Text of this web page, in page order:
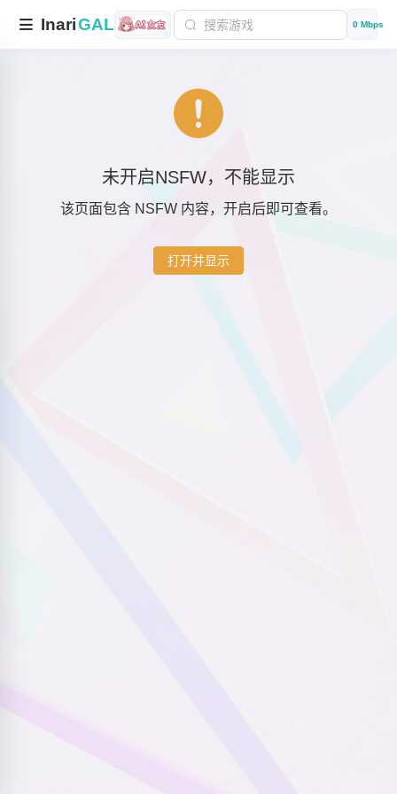
InariGAL 0 Mbps
未开启NSFW，不能显示
该页面包含 NSFW 内容，开启后即可查看。
打开并显示